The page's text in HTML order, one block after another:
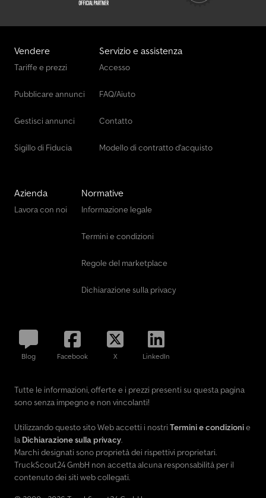
Vendere
Tariffe e prezzi
Pubblicare annunci
Gestisci annunci
Sigillo di Fiducia
Servizio e assistenza
Accesso
FAQ/Aiuto
Contatto
Modello di contratto d'acquisto
Azienda
Lavora con noi
Normative
Informazione legale
Termini e condizioni
Regole del marketplace
Dichiarazione sulla privacy
Blog Facebook X LinkedIn
Tutte le informazioni, offerte e i prezzi presenti su questa pagina
sono senza impegno e non vincolanti!
Utilizzando questo sito Web accetti i nostri Termini e condizionie
la Dichiarazione sulla privacy.
Marchi designati sono proprietà dei rispettivi proprietari.
TruckScout24 GmbH non accetta alcuna responsabilità per il
contenuto dei siti web collegati.